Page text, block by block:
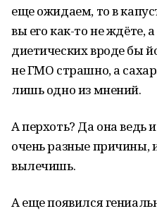
еще ожидаем, то в
вы его как-то не ждёте,
диетических вроде бы
не ГМО страшно, а
лишь одно из мнений.
А перхоть? Да она ведь
очень разные
вылечишь.
А еще появился